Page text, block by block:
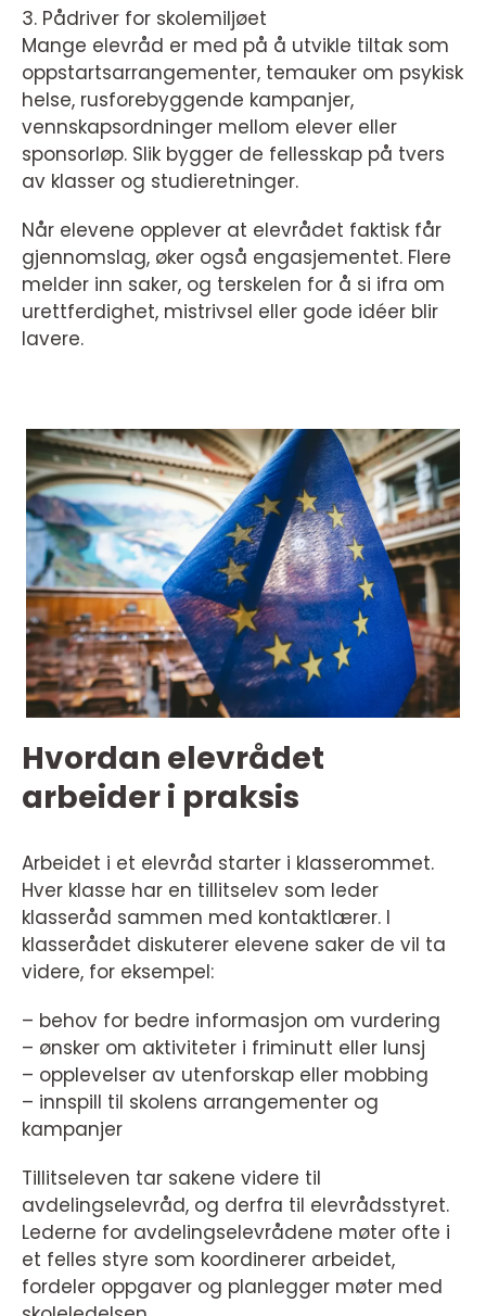
3. Pådriver for skolemiljøet
Mange elevråd er med på å utvikle tiltak som
oppstartsarrangementer, temauker om psykisk
helse, rusforebyggende kampanjer,
vennskapsordninger mellom elever eller
sponsorløp. Slik bygger de fellesskap på tvers
av klasser og studieretninger.
Når elevene opplever at elevrådet faktisk får
gjennomslag, øker også engasjementet. Flere
melder inn saker, og terskelen for å si ifra om
urettferdighet, mistrivsel eller gode idéer blir
lavere.
Hvordan elevrådet
arbeider i praksis
Arbeidet i et elevråd starter i klasserommet.
Hver klasse har en tillitselev som leder
klasseråd sammen med kontaktlærer. I
klasserådet diskuterer elevene saker de vil ta
videre, for eksempel:
– behov for bedre informasjon om vurdering
– ønsker om aktiviteter i friminutt eller lunsj
– opplevelser av utenforskap eller mobbing
– innspill til skolens arrangementer og
kampanjer
Tillitseleven tar sakene videre til
avdelingselevråd, og derfra til elevrådsstyret.
Lederne for avdelingselevrådene møter ofte i
et felles styre som koordinerer arbeidet,
fordeler oppgaver og planlegger møter med